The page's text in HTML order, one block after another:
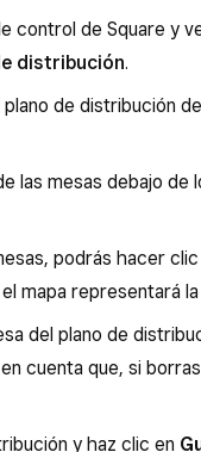
control de Square y
distribución.
de distribución
las mesas debajo de
podrás hacer
mapa representará
del plano de
cuenta que, si
y haz clic en